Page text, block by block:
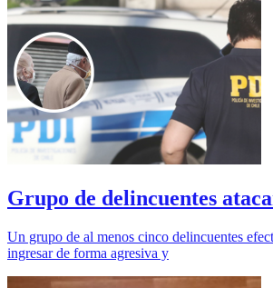
Grupo de delincuentes
Un grupo de al menos cinco delincuentes
ingresar de forma agresiva y